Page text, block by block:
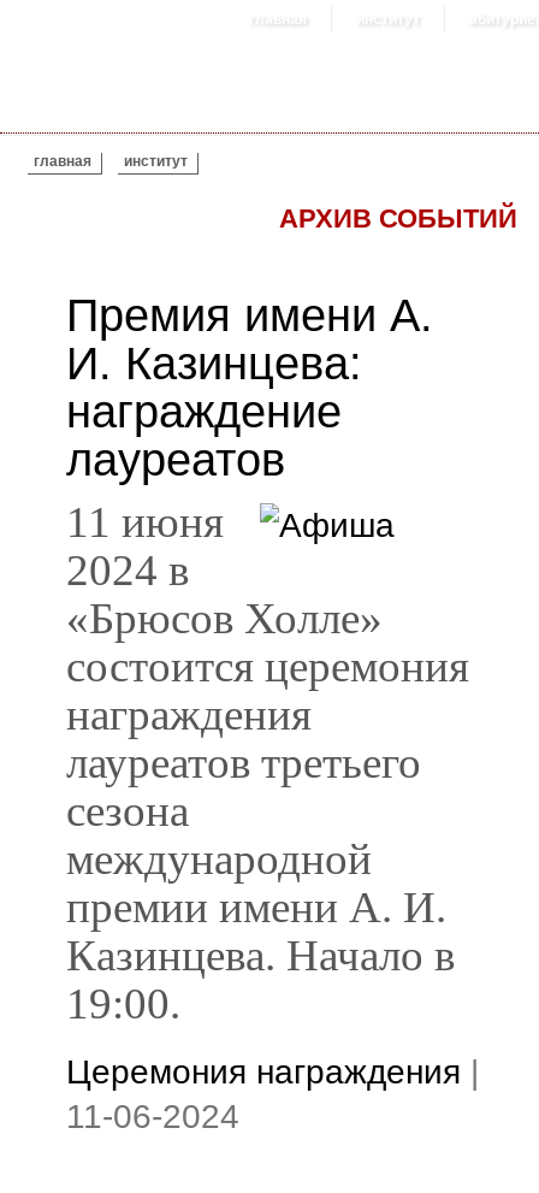
главная институт
ВЫ ЗДЕСЬ
главная институт
АРХИВ СОБЫТИЙ
Премия имени А.
И. Казинцева:
награждение
лауреатов
11 июня
2024 в
«Брюсов Холле»
состоится церемония
награждения
лауреатов третьего
сезона
международной
премии имени А. И.
Казинцева. Начало в
19:00.
Церемония награждения |
11-06-2024